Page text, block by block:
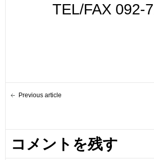
TEL/FAX
Previous article
コメントを残す